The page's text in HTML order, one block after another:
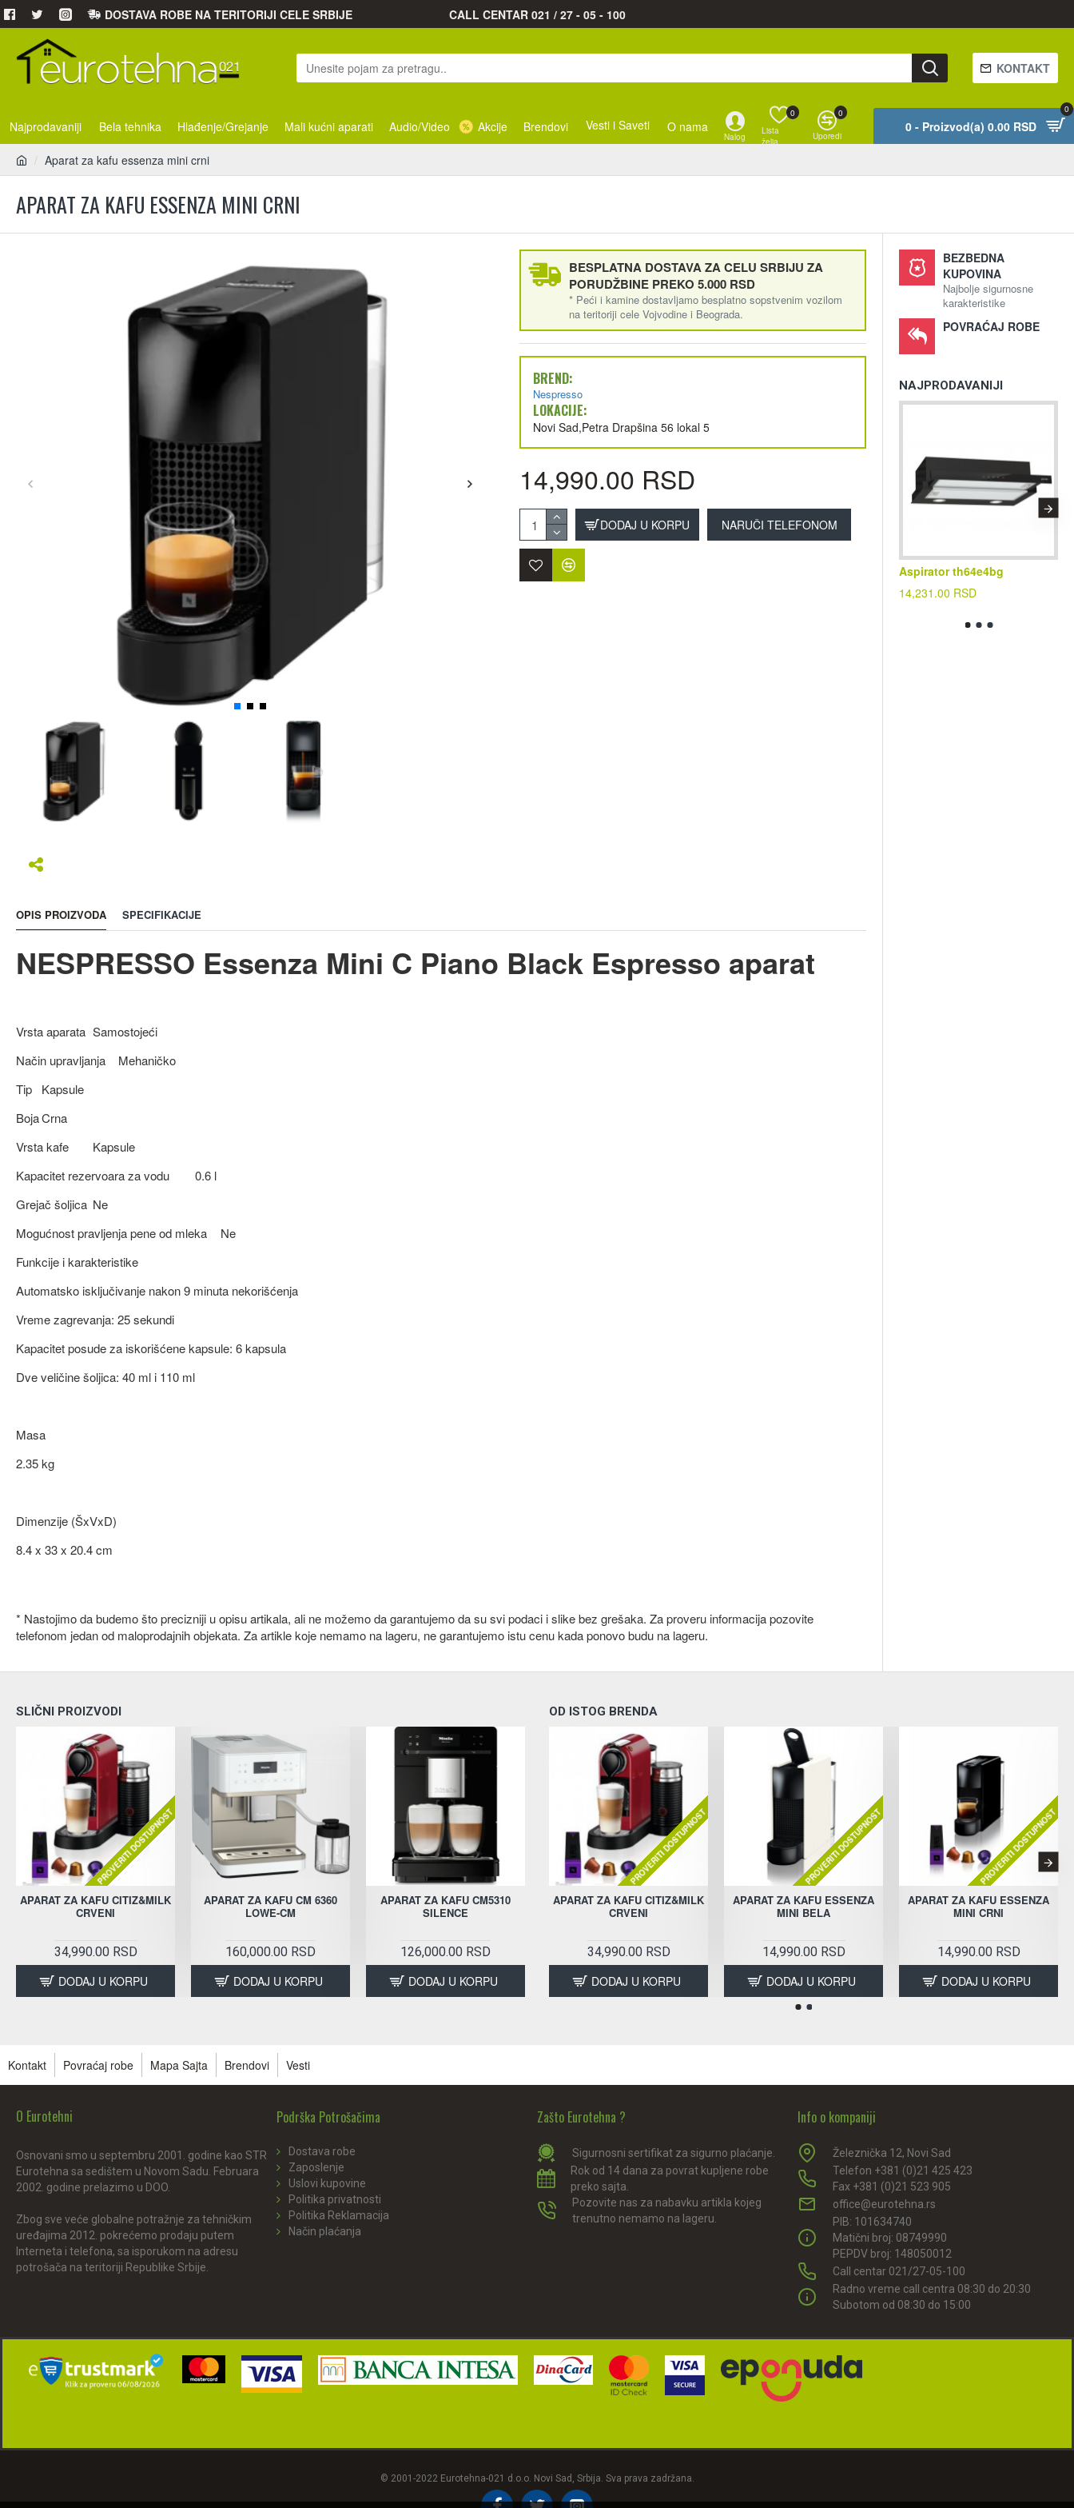
DOSTAVA ROBE NA TERITORIJI CELE SRBIJE CALL CENTAR 021 / 27 - 05 - 100
KONTAKT
Najprodavaniji Bela tehnika Hlađenje/Grejanje Mali kućni aparati Audio/Video Akcije Brendovi Vesti i Saveti O nama
Nalog
Lista
želja
0
Uporedi
0
0 - Proizvod(a) 0.00 RSD
0
Aparat za kafu essenza mini crni
APARAT ZA KAFU ESSENZA MINI CRNI
BESPLATNA DOSTAVA ZA CELU SRBIJU ZA
PORUDŽBINE PREKO 5.000 RSD
* Peći i kamine dostavljamo besplatno sopstvenim vozilom
na teritoriji cele Vojvodine i Beograda.
BREND:
Nespresso
LOKACIJE:
Novi Sad,Petra Drapšina 56 lokal 5
14,990.00 RSD
DODAJ U KORPU NARUČI TELEFONOM
OPIS PROIZVODA SPECIFIKACIJE
NESPRESSO Essenza Mini C Piano Black Espresso aparat
Vrsta aparata Samostojeći
Način upravljanja
Mehaničko
Tip
Kapsule
BojaCrna
Vrsta kafe
Kapsule
Kapacitet rezervoara za vodu
0.6 l
Grejač šoljica Ne
Mogućnost pravljenja pene od mleka
Ne
Funkcije i karakteristike
Automatsko isključivanje nakon 9 minuta nekorišćenja
Vreme zagrevanja: 25 sekundi
Kapacitet posude za iskorišćene kapsule: 6 kapsula
Dve veličine šoljica: 40 ml i 110 ml
Masa
2.35 kg
Dimenzije (ŠxVxD)
8.4 x 33 x 20.4 cm
* Nastojimo da budemo što precizniji u opisu artikala, ali ne možemo da garantujemo da su svi podaci i slike bez grešaka. Za proveru informacija pozovite
telefonom jedan od maloprodajnih objekata. Za artikle koje nemamo na lageru, ne garantujemo istu cenu kada ponovo budu na lageru.
BEZBEDNA
KUPOVINA
Najbolje sigurnosne
karakteristike
POVRAĆAJ ROBE
NAJPRODAVANIJI
Aspirator th64e4bg
14,231.00 RSD
SLIČNI PROIZVODI
PROVERITI DOSTUPNOST
APARAT ZA KAFU CITIZ&MILK
CRVENI
34,990.00 RSD
DODAJ U KORPU
APARAT ZA KAFU CM 6360
LOWE-CM
160,000.00 RSD
DODAJ U KORPU
APARAT ZA KAFU CM5310
SILENCE
126,000.00 RSD
DODAJ U KORPU
OD ISTOG BRENDA
PROVERITI DOSTUPNOST
APARAT ZA KAFU CITIZ&MILK
CRVENI
34,990.00 RSD
DODAJ U KORPU
PROVERITI DOSTUPNOST
APARAT ZA KAFU ESSENZA
MINI BELA
14,990.00 RSD
DODAJ U KORPU
PROVERITI DOSTUPNOST
APARAT ZA KAFU ESSENZA
MINI CRNI
14,990.00 RSD
DODAJ U KORPU
Kontakt Povraćaj robe Mapa Sajta Brendovi Vesti
O Eurotehni
Osnovani smo u septembru 2001. godine kao STR
Eurotehna sa sedištem u Novom Sadu. Februara
2002. godine prelazimo u DOO.
Zbog sve veće globalne potražnje za tehničkim
uređajima 2012. pokrećemo prodaju putem
Interneta i telefona, sa isporukom na adresu
potrošača na teritoriji Republike Srbije.
Podrška Potrošačima
Dostava robe
Zaposlenje
Uslovi kupovine
Politika privatnosti
Politika Reklamacija
Način plaćanja
Zašto Eurotehna ?
Sigurnosni sertifikat za sigurno plaćanje.
Rok od 14 dana za povrat kupljene robe
preko sajta.
Pozovite nas za nabavku artikla kojeg
trenutno nemamo na lageru.
Info o kompaniji
Železnička 12, Novi Sad
Telefon +381 (0)21 425 423
Fax +381 (0)21 523 905
office@eurotehna.rs
PIB: 101634740
Matični broj: 08749990
PEPDV broj: 148050012
Call centar 021/27-05-100
Radno vreme call centra 08:30 do 20:30
Subotom od 08:30 do 15:00
© 2001-2022 Eurotehna-021 d.o.o. Novi Sad, Srbija. Sva prava zadržana.